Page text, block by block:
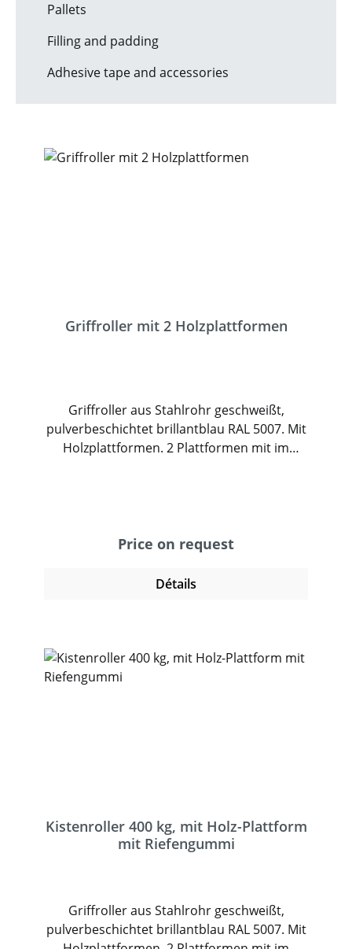
Pallets
Filling and padding
Adhesive tape and accessories
Griffroller mit 2 Holzplattformen
Griffroller aus Stahlrohr geschweißt,
pulverbeschichtet brillantblau RAL 5007. Mit
Holzplattformen. 2 Plattformen mit im
Rillenkugellager, Feststeller an den
kg.
Price on request
Détails
Kistenroller 400 kg, mit Holz-Plattform
mit Riefengummi
Griffroller aus Stahlrohr geschweißt,
pulverbeschichtet brillantblau RAL 5007. Mit